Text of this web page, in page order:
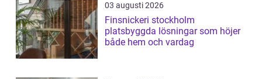
03 augusti 2026
Finsnickeri stockholm
platsbyggda lösningar som höjer
både hem och vardag